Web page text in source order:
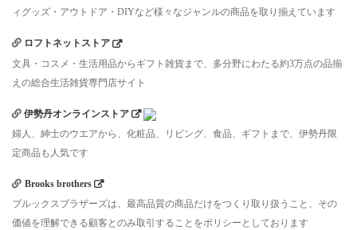
ィグッズ・アウトドア・DIYなど様々なジャンルの商品を取り揃えています
ロフトネットストア
文具・コスメ・生活用品からギフト雑貨まで、多分野にわたる約3万点の品揃
えの総合生活雑貨専門店サイト
伊勢丹オンラインストア
婦人、紳士のウエアから、化粧品、リビング、食品、ギフトまで、伊勢丹限
定商品も人気です
Brooks brothers
ブルックスブラザーズは、最高品質の商品だけをつくり取り扱うこと、その
価値を理解できる顧客とのみ取引することをポリシーとしております